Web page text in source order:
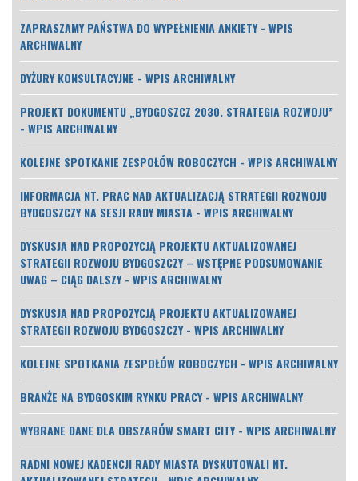
ZAPRASZAMY PAŃSTWA DO WYPEŁNIENIA ANKIETY - WPIS
ARCHIWALNY
DYŻURY KONSULTACYJNE - WPIS ARCHIWALNY
PROJEKT DOKUMENTU „BYDGOSZCZ 2030. STRATEGIA ROZWOJU”
- WPIS ARCHIWALNY
KOLEJNE SPOTKANIE ZESPOŁÓW ROBOCZYCH - WPIS ARCHIWALNY
INFORMACJA NT. PRAC NAD AKTUALIZACJĄ STRATEGII ROZWOJU
BYDGOSZCZY NA SESJI RADY MIASTA - WPIS ARCHIWALNY
DYSKUSJA NAD PROPOZYCJĄ PROJEKTU AKTUALIZOWANEJ
STRATEGII ROZWOJU BYDGOSZCZY – WSTĘPNE PODSUMOWANIE
UWAG – CIĄG DALSZY - WPIS ARCHIWALNY
DYSKUSJA NAD PROPOZYCJĄ PROJEKTU AKTUALIZOWANEJ
STRATEGII ROZWOJU BYDGOSZCZY - WPIS ARCHIWALNY
KOLEJNE SPOTKANIA ZESPOŁÓW ROBOCZYCH - WPIS ARCHIWALNY
BRANŻE NA BYDGOSKIM RYNKU PRACY - WPIS ARCHIWALNY
WYBRANE DANE DLA OBSZARÓW SMART CITY - WPIS ARCHIWALNY
RADNI NOWEJ KADENCJI RADY MIASTA DYSKUTOWALI NT.